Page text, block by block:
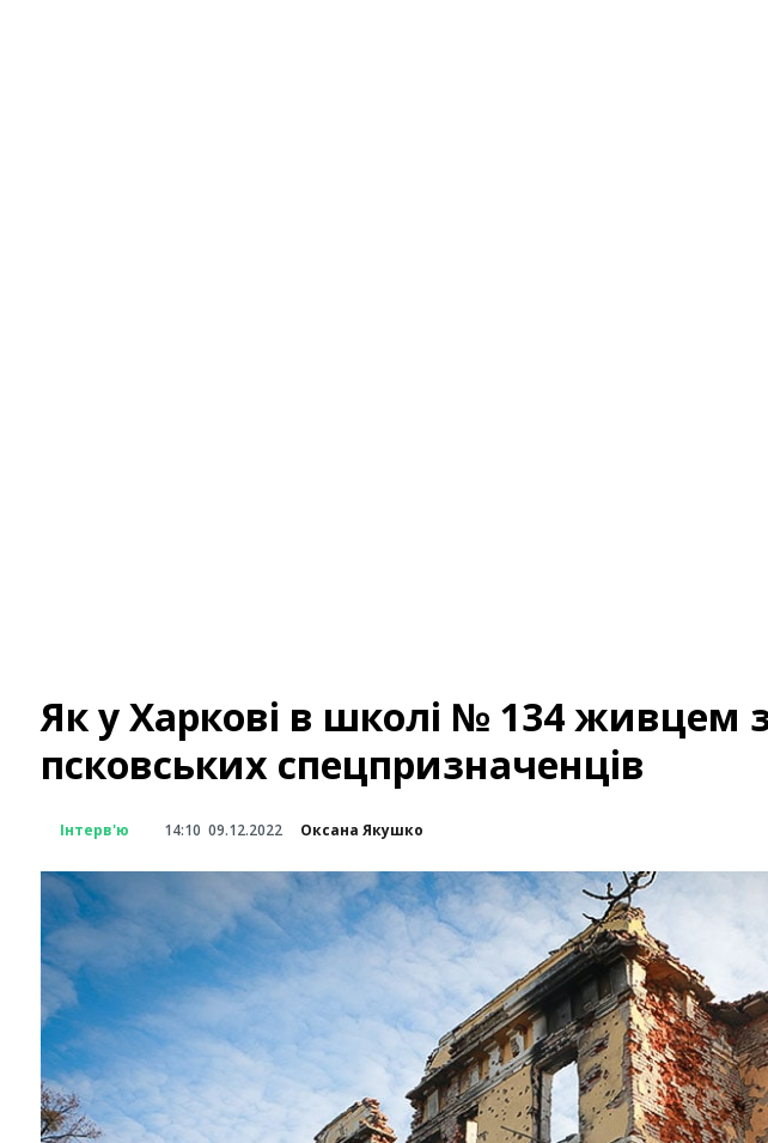
Як у Харкові в школі № 134 живцем
псковських спецпризначенців
Інтерв'ю 14:10 09.12.2022 Оксана Якушко